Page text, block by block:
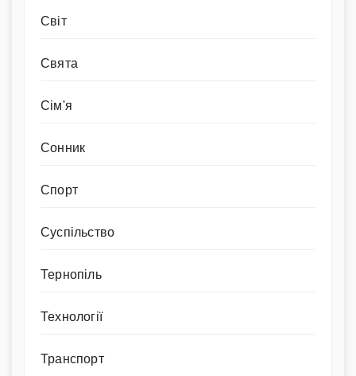
Світ
Свята
Сім'я
Сонник
Спорт
Суспільство
Тернопіль
Технології
Транспорт